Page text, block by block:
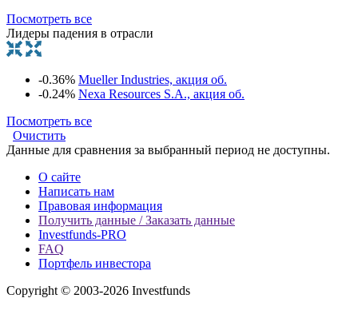
Посмотреть все
Лидеры падения в отрасли
-0.36% Mueller Industries, акция об.
-0.24% Nexa Resources S.A., акция об.
Посмотреть все
Очистить
Данные для сравнения за выбранный период не доступны.
О сайте
Написать нам
Правовая информация
Получить данные / Заказать данные
Investfunds-PRO
FAQ
Портфель инвестора
Copyright © 2003-2026 Investfunds